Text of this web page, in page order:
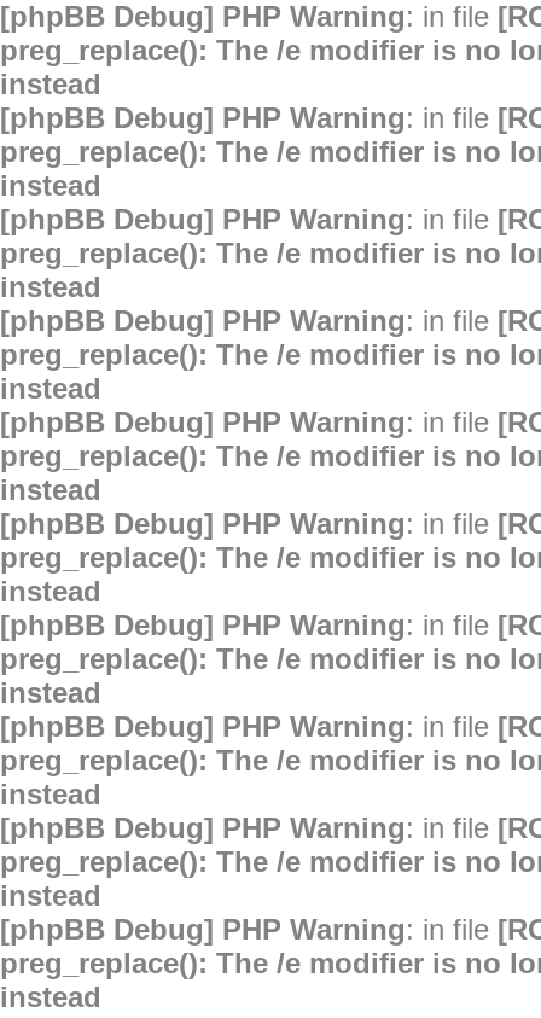
[phpBB Debug] PHP Warning: in file
preg_replace(): The /e modifier is no
instead
[phpBB Debug] PHP Warning: in file
preg_replace(): The /e modifier is no
instead
[phpBB Debug] PHP Warning: in file
preg_replace(): The /e modifier is no
instead
[phpBB Debug] PHP Warning: in file
preg_replace(): The /e modifier is no
instead
[phpBB Debug] PHP Warning: in file
preg_replace(): The /e modifier is no
instead
[phpBB Debug] PHP Warning: in file
preg_replace(): The /e modifier is no
instead
[phpBB Debug] PHP Warning: in file
preg_replace(): The /e modifier is no
instead
[phpBB Debug] PHP Warning: in file
preg_replace(): The /e modifier is no
instead
[phpBB Debug] PHP Warning: in file
preg_replace(): The /e modifier is no
instead
[phpBB Debug] PHP Warning: in file
preg_replace(): The /e modifier is no
instead